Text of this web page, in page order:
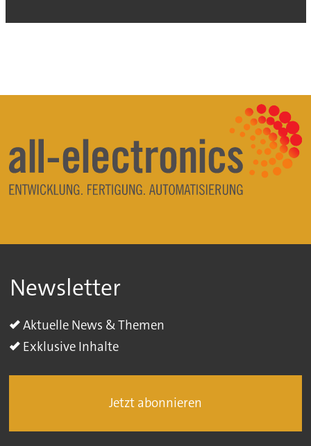
Newsletter
Aktuelle News & Themen
Exklusive Inhalte
Jetzt abonnieren